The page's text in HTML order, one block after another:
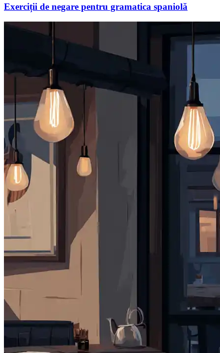
Exerciții de negare pentru gramatica spaniolă